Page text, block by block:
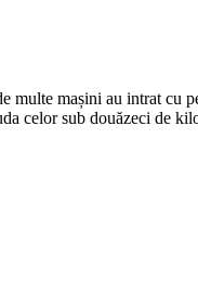
mașini au intrat cu
celor sub douăzeci de